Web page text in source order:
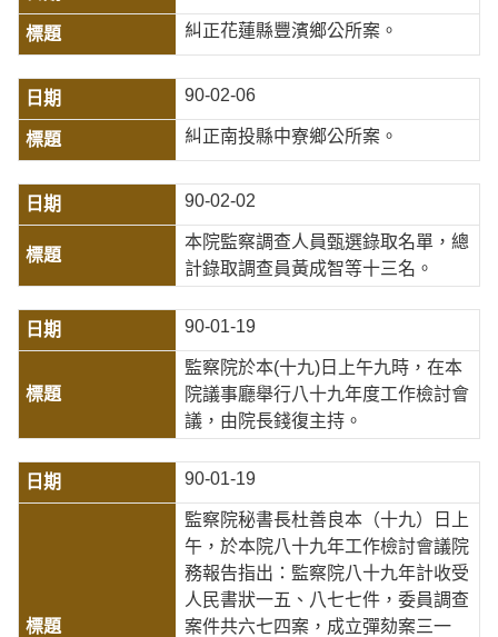
糾正花蓮縣豐濱鄉公所案。
90-02-06
糾正南投縣中寮鄉公所案。
90-02-02
本院監察調查人員甄選錄取名單，總
計錄取調查員黃成智等十三名。
90-01-19
監察院於本(十九)日上午九時，在本
院議事廳舉行八十九年度工作檢討會
議，由院長錢復主持。
90-01-19
監察院秘書長杜善良本（十九）日上
午，於本院八十九年工作檢討會議院
務報告指出：監察院八十九年計收受
人民書狀一五、八七七件，委員調查
案件共六七四案，成立彈劾案三一